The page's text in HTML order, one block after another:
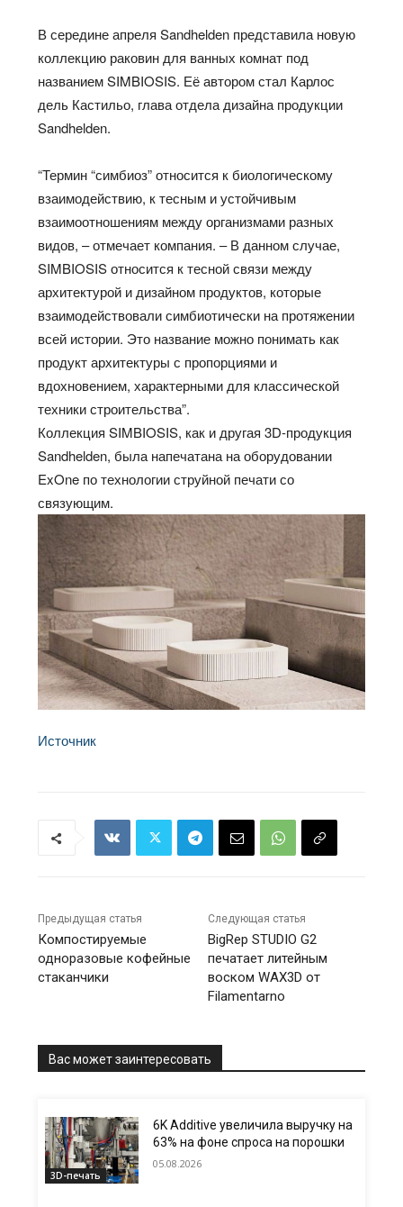
В середине апреля Sandhelden представила новую
коллекцию раковин для ванных комнат под
названием SIMBIOSIS. Её автором стал Карлос
дель Кастильо, глава отдела дизайна продукции
Sandhelden.
“Термин “симбиоз” относится к биологическому
взаимодействию, к тесным и устойчивым
взаимоотношениям между организмами разных
видов, – отмечает компания. – В данном случае,
SIMBIOSIS относится к тесной связи между
архитектурой и дизайном продуктов, которые
взаимодействовали симбиотически на протяжении
всей истории. Это название можно понимать как
продукт архитектуры с пропорциями и
вдохновением, характерными для классической
техники строительства”.
Коллекция SIMBIOSIS, как и другая 3D-продукция
Sandhelden, была напечатана на оборудовании
ExOne по технологии струйной печати со
связующим.
Источник
Предыдущая статья
Компостируемые
одноразовые кофейные
стаканчики
Следующая статья
BigRep STUDIO G2
печатает литейным
воском WAX3D от
Filamentarno
Вас может заинтересовать
3D-печать
6K Additive увеличила выручку на
63% на фоне спроса на порошки
05.08.2026